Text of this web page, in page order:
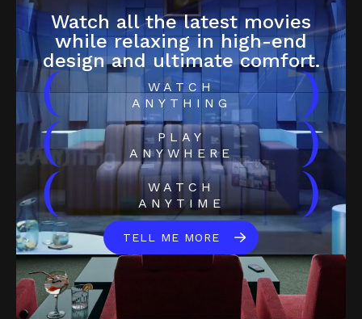
Watch all the latest movies
while relaxing in high-end
design and ultimate comfort.
(
WATCH
ANYTHING
)
(
PLAY
ANYWHERE
)
(
WATCH
ANYTIME
)
TELL ME MORE